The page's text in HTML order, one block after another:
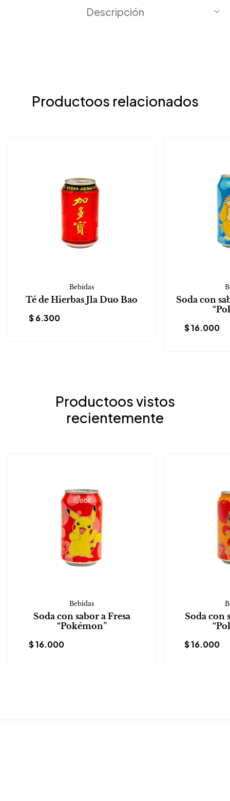
Descripción
Productoos relacionados
Bebidas
Té de Hierbas Jla Duo Bao
$6.300
Soda con
$16.000
Productoos vistos
recientemente
Bebidas
Soda con sabor a Fresa
“Pokémon”
$16.000
Soda con
$16.000